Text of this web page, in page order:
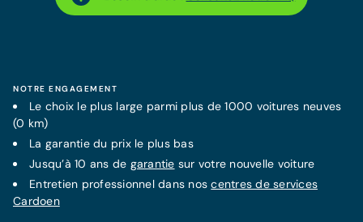
et les réparations de toutes marques
Cette assurance vous couvre en cas d'accident
LA MEILLEURE PROTECTION
Assurance Omnium
Dès 82 €/mois
NOTRE ENGAGEMENT
Le choix le plus large parmi plus de 1000 voitures neuves
(0 km)
La garantiedu prix le plus bas
Jusqu’à 10 ans de garantie sur votre nouvelle voiture
Entretien professionnel dans noscentres de services
Cardoen